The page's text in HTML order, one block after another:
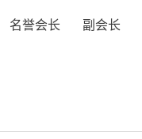
名誉会长 副会长